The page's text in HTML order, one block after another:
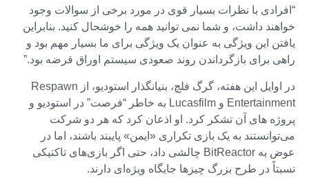
“افرادی با نظرات بسیار قوی در مورد برخی از سوالات وجود
خواهند داشت، و شما نمی توانید همه را خوشحال کنید. بنابراین
یافتن این ویژگی به عنوان یک ویژگی برای ما بسیار مهم بود و
راهی برای بازگرداندن روند صعودی سیستم اوراق قرضه بود.”
در اوایل این هفته، گرگ فلچ، بنیانگذار استودیو، از Respawn
Entertainment و Lucasfilm به خاطر “فرصت” در استودیو و
پروژه های آن تشکر کرد. او اذعان کرد که هر دو شرکت
می‌توانستند به یک بازی تکراری «ایمن» پایبند باشند، اما در
عوض به BitReactor چالشی داد، حتی اگر بازی‌های تاکتیکی
نسبتاً در طرح بزرگ چیزها جایگاه ویژه‌ای دارند.